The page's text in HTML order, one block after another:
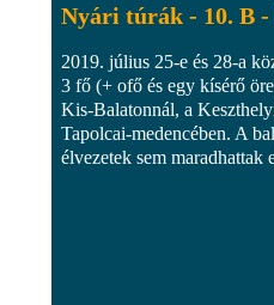
Nyári túrák - 10. B
2019. július 25-e és 28-a
3 fő (+ ofő és egy kísérő
Kis-Balatonnál, a
Tapolcai-medencében. A
élvezetek sem maradhattak